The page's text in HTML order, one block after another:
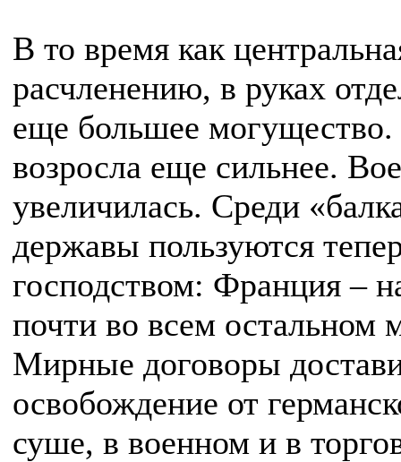
В то время как
расчленению, в руках
еще большее
возросла еще сильнее.
увеличилась. Среди
державы пользуются
господством: Франция –
почти во всем остальном
Мирные договоры
освобождение от
суше, в военном и в